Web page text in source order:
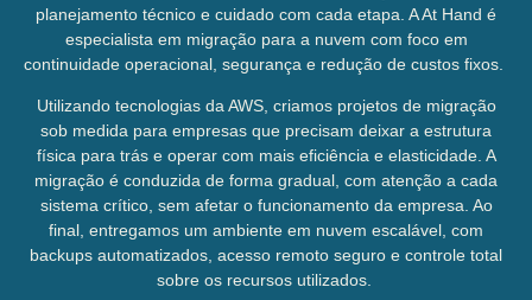
planejamento técnico e cuidado com cada etapa. A At Hand é
especialista em migração para a nuvem com foco em
continuidade operacional, segurança e redução de custos fixos.
Utilizando tecnologias da AWS, criamos projetos de migração
sob medida para empresas que precisam deixar a estrutura
física para trás e operar com mais eficiência e elasticidade. A
migração é conduzida de forma gradual, com atenção a cada
sistema crítico, sem afetar o funcionamento da empresa. Ao
final, entregamos um ambiente em nuvem escalável, com
backups automatizados, acesso remoto seguro e controle total
sobre os recursos utilizados.